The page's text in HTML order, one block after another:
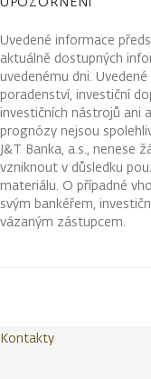
Uvedené informace
aktuálně dostupných
uvedenému dni.
poradenství, investiční
investičních nástrojů ani
prognózy nejsou
J&T Banka, a.s., nenese
vzniknout v důsledku
materiálu. O případné
svým bankéřem,
vázaným zástupcem.
Kontakty